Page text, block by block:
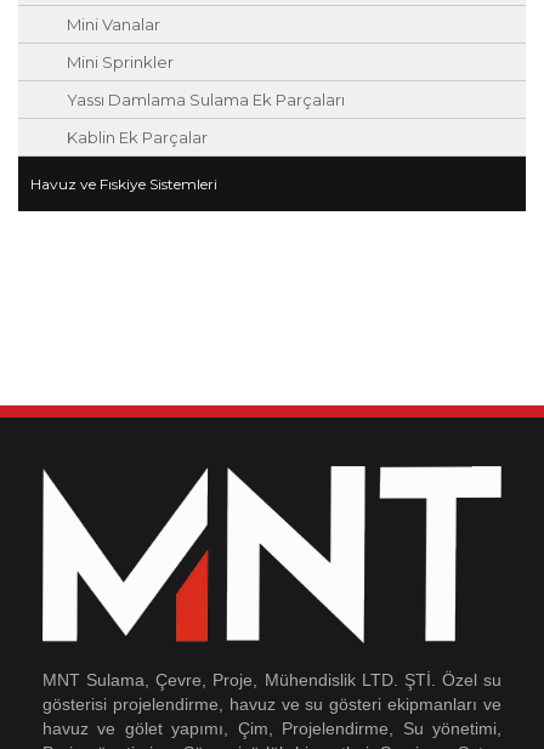
Mini Vanalar
Mini Sprinkler
Yassı Damlama Sulama Ek Parçaları
Kablin Ek Parçalar
Havuz ve Fıskiye Sistemleri
MNT Sulama, Çevre, Proje, Mühendislik LTD. ŞTİ. Özel su
gösterisi projelendirme, havuz ve su gösteri ekipmanları ve
havuz ve gölet yapımı, Çim, Projelendirme, Su yönetimi,